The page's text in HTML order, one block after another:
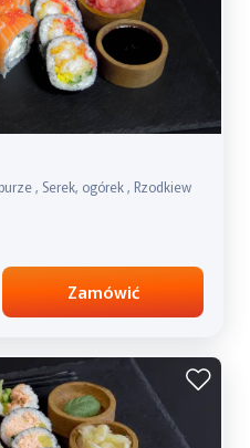
, Serek, ogórek , Rzodkiew
Zamówić